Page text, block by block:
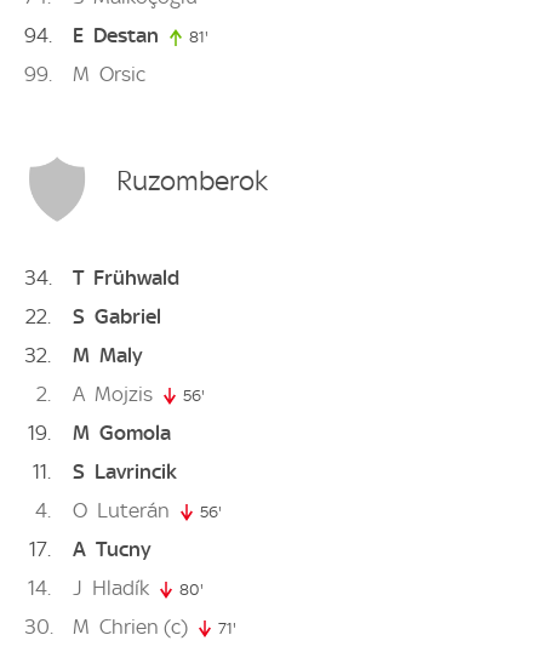
94
E Destan 81'
99 M Orsic
Ruzomberok
34 T Frühwald
22
S Gabriel
32
M Maly
2
A Mojzis 56'
19 M Gomola
11
S Lavrincik
4
O Luterán 56'
17 A Tucny
14
J Hladík 80'
30 M Chrien (c) 71'